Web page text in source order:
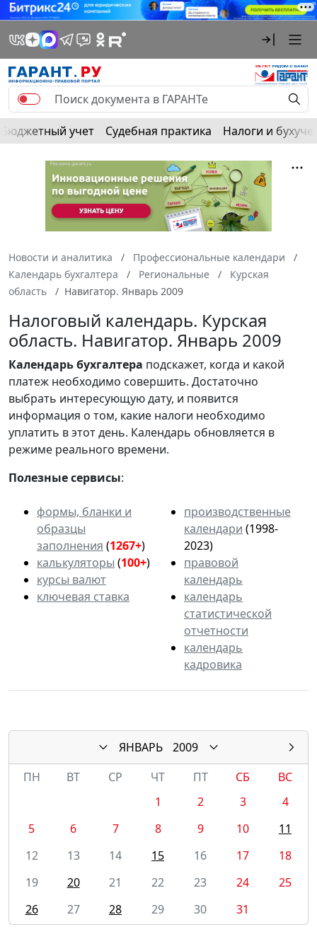
Бюджетный учет Судебная практика Налоги и
Новости и аналитика
Профессиональные календари
Календарь бухгалтера
Региональные
Курская
область
Навигатор. Январь 2009
Налоговый календарь. Курская
область. Навигатор. Январь 2009
Календарьбухгалтера подскажет, когда и какой
платеж необходимо совершить. Достаточно
выбрать интересующую дату, и появится
информация о том, какие налоги необходимо
уплатить в этот день. Календарь обновляется в
режиме реального времени.
Полезные сервисы:
формы, бланки и
образцы
заполнения (1267+)
калькуляторы (100+)
курсы валют
ключевая ставка
производственные
календари (1998-
2023)
правовой
календарь
календарь
статистической
отчетности
календарь
кадровика
ЯНВАРЬ
2009
ПН
ВТ СР ЧТ ПТ СБ
ВС
1
2 3
4
5
6 7 8 9 10
11
12
13 14 15 16 17
18
19
20 21 22 23 24
25
26
27 28 29 30 31